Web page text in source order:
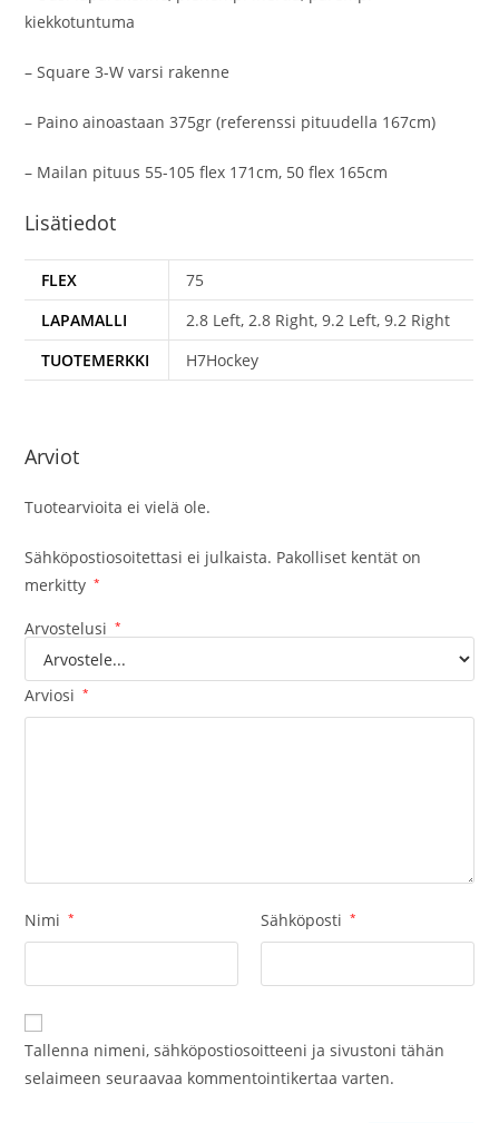
kiekkotuntuma
– Square 3-W varsi rakenne
– Paino ainoastaan 375gr (referenssi pituudella 167cm)
– Mailan pituus 55-105 flex 171cm, 50 flex 165cm
Lisätiedot
FLEX
75
LAPAMALLI
2.8 Left, 2.8 Right, 9.2 Left, 9.2 Right
TUOTEMERKKI
H7Hockey
Arviot
Tuotearvioita ei vielä ole.
Sähköpostiosoitettasi ei julkaista. Pakolliset kentät on
merkitty *
Arvostelusi *
Arviosi *
Nimi * Sähköposti *
Tallenna nimeni, sähköpostiosoitteeni ja sivustoni tähän
selaimeen seuraavaa kommentointikertaa varten.